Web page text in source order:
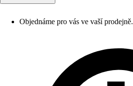
Objednáme pro vás ve vaší prodejně.